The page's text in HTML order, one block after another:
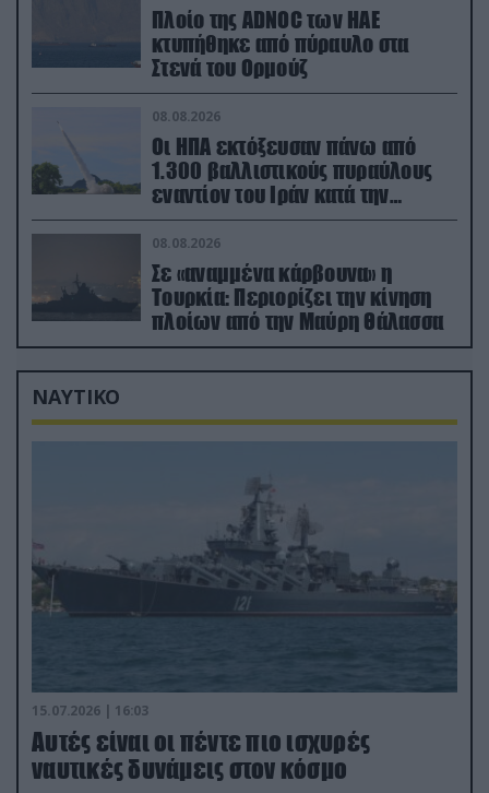
Πλοίο της ADNOC των ΗΑΕ
κτυπήθηκε από πύραυλο στα
Στενά του Ορμούζ
08.08.2026
Οι ΗΠΑ εκτόξευσαν πάνω από
1.300 βαλλιστικούς πυραύλους
εναντίον του Ιράν κατά την
διάρκεια του πολέμου
08.08.2026
Σε «αναμμένα κάρβουνα» η
Τουρκία: Περιορίζει την κίνηση
πλοίων από την Μαύρη Θάλασσα
ΝΑΥΤΙΚΟ
15.07.2026 | 16:03
Aυτές είναι οι πέντε πιο ισχυρές
ναυτικές δυνάμεις στον κόσμο